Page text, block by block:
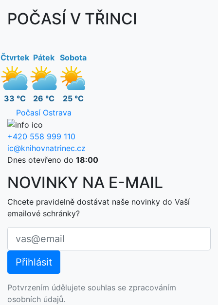
POČASÍ V TŘINCI
Čtvrtek
33 °C
Pátek
26 °C
Sobota
25 °C
Počasí Ostrava
+420 558 999 110
ic@knihovnatrinec.cz
Dnes otevřeno do 18:00
NOVINKY NA E-MAIL
Chcete pravidelně dostávat naše novinky do Vaší
emailové schránky?
Potvrzením údělujete souhlas se zpracováním
osobních údajů.